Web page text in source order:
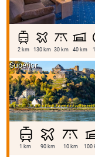
2 km 130 km 30 km 40 km
Superior
1 km 90 km 10 km 100